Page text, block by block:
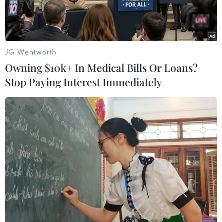
Lãnh đạo The Banker trao giải thưởng cho lãnh đạo VIB.
(Nguồn: VIB)
Giải thưởng danh giá “Ngân hàng tiêu biểu năm
2016” (Bank of the Year 2016) vừa được tạp chí
The Banker thuộc Financial Times trao cho
JG Wentworth
Owning $10k+ In Medical Bills Or Loans?
Stop Paying Interest Immediately